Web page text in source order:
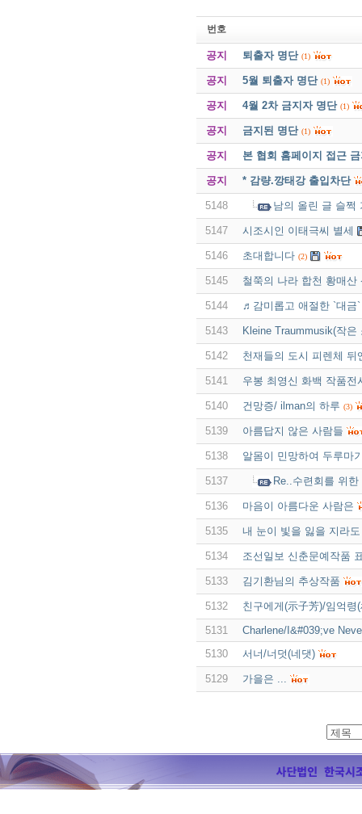
번호
공지 퇴출자 명단 (1)
공지 5월 퇴출자 명단 (1)
공지 4월 2차 금지자 명단 (1)
공지 금지된 명단 (1)
공지 본 협회 홈페이지 접근
공지 * 감량.깡태강 출입차단
5148 남의 올린 글 슬쩍
5147 시조시인 이태극씨 별세
5146 초대합니다 (2)
5145 철쭉의 나라 합천 황매산
5144 ♬감미롭고 애절한 `대
5143 Kleine Traummusik(작은
5142 천재들의 도시 피렌체
5141 우봉 최영신 화백 작품전
5140 건망증/ ilman의 하루 (3)
5139 아름답지 않은 사람들
5138 알몸이 민망하여 두루마
5137 Re..수련회를 위한
5136 마음이 아름다운 사람은
5135 내 눈이 빛을 잃을 지라
5134 조선일보 신춘문예작품
5133 김기환님의 추상작품
5132
친구에게(示子芳)/임억령
5131
Charlene/I&#039;ve
5130
서너/너덧(네댓)
5129 가을은 ...